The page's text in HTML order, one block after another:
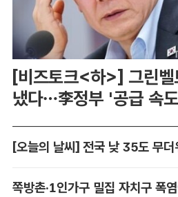
[비즈토크<하>] 그린벨
냈다…李정부 '공급 속